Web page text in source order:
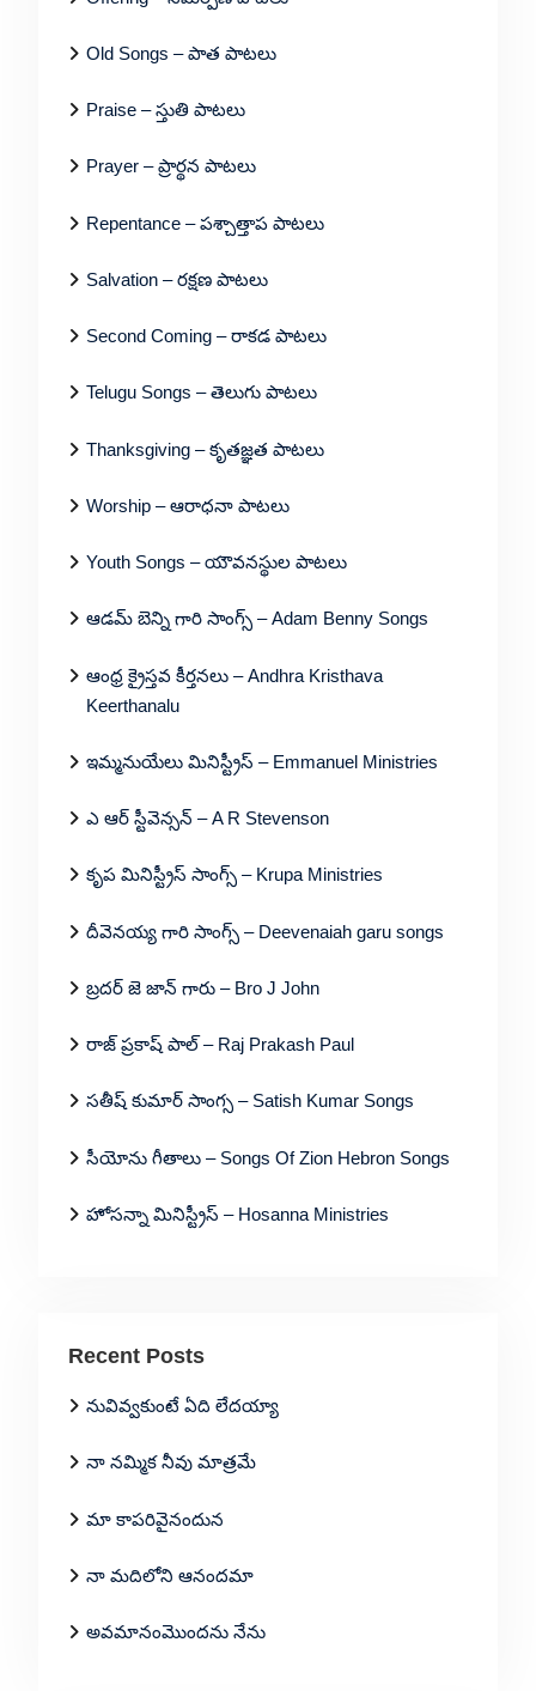
Old Songs – పాత పాటలు
Praise – స్తుతి పాటలు
Prayer – ప్రార్థన పాటలు
Repentance – పశ్చాత్తాప పాటలు
Salvation – రక్షణ పాటలు
Second Coming – రాకడ పాటలు
Telugu Songs – తెలుగు పాటలు
Thanksgiving – కృతజ్ఞత పాటలు
Worship – ఆరాధనా పాటలు
Youth Songs – యౌవనస్థుల పాటలు
ఆడమ్ బెన్ని గారి సాంగ్స్ – Adam Benny Songs
ఆంధ్ర క్రైస్తవ కీర్తనలు – Andhra Kristhava
Keerthanalu
ఇమ్మనుయేలు మినిస్ట్రీస్ – Emmanuel Ministries
ఎ ఆర్ స్టీవెన్సన్ – A R Stevenson
కృప మినిస్ట్రీస్ సాంగ్స్ – Krupa Ministries
దీవెనయ్య గారి సాంగ్స్ – Deevenaiah garu songs
బ్రదర్ జె జాన్ గారు – Bro J John
రాజ్ ప్రకాష్ పాల్ – Raj Prakash Paul
సతీష్ కుమార్ సాంగ్స – Satish Kumar Songs
సీయోను గీతాలు – Songs Of Zion Hebron Songs
హోసన్నా మినిస్ట్రీస్ – Hosanna Ministries
Recent Posts
నువివ్వకుంటే ఏది లేదయ్యా
నా నమ్మిక నీవు మాత్రమే
మా కాపరివైనందున
నా మదిలోని ఆనందమా
అవమానంమొందను నేను